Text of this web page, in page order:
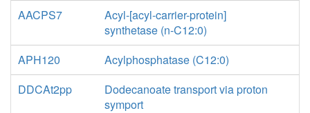
AACPS7
Acyl-[acyl-carrier-protein]
synthetase (n-C12:0)
APH120
Acylphosphatase (C12:0)
DDCAt2pp
Dodecanoate transport via proton
symport